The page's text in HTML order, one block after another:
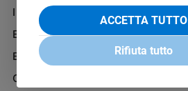
Diritti
Aziende
di
valore
della
IL GIORNALINO
EDICOLA SAN PAOLO
EDIZIONI SAN PAOLO
CREDERE
ACCETTA TUTTO
Rifiuta tutto